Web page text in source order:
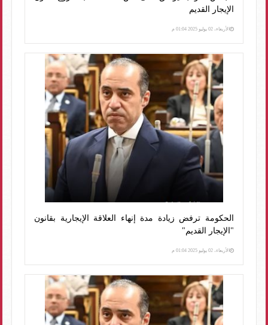
الإيجار القديم
الأربعاء، 02 يوليو 2025 01:04 م
الحكومة ترفض زيادة مدة إنهاء العلاقة الإيجارية بقانون
"الإيجار القديم"
الأربعاء، 02 يوليو 2025 01:04 م